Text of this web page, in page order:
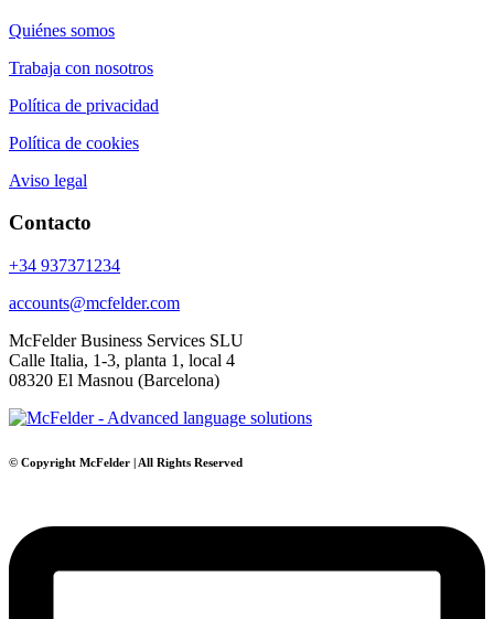
Quiénes somos
Trabaja con nosotros
Política de privacidad
Política de cookies
Aviso legal
Contacto
+34 937371234
accounts@mcfelder.com
McFelder Business Services SLU
Calle Italia, 1-3, planta 1, local 4
08320 El Masnou (Barcelona)
© Copyright McFelder | All Rights Reserved